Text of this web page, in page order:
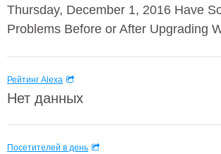
Thursday, December 1, 2016 Have
Problems Before or After Upgrading
Рейтинг Alexa
Нет данных
Посетителей в день